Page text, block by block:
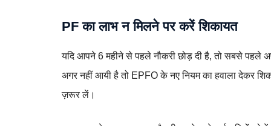
PF का लाभ न मिलने पर करें शिकायत
यदि आपने 6 महीने से पहले नौकरी छोड़ दी है, तो सबसे पहले
अगर नहीं आयी है तो EPFO के नए नियम का हवाला देकर
ज़रूर लें।